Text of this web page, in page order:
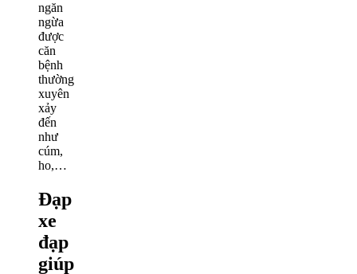
ngăn
ngừa
được
căn
bệnh
thường
xuyên
xảy
đến
như
cúm,
ho,…
Đạp
xe
đạp
giúp